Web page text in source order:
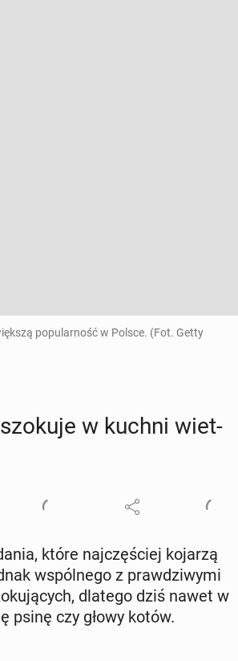
popularność w Polsce. (Fot. Getty
w kuchni wiet­
które naj­czę­ściej kojarzą
wspól­ne­go z praw­dzi­wy­mi
dlatego dziś nawet w
psinę czy głowy kotów.